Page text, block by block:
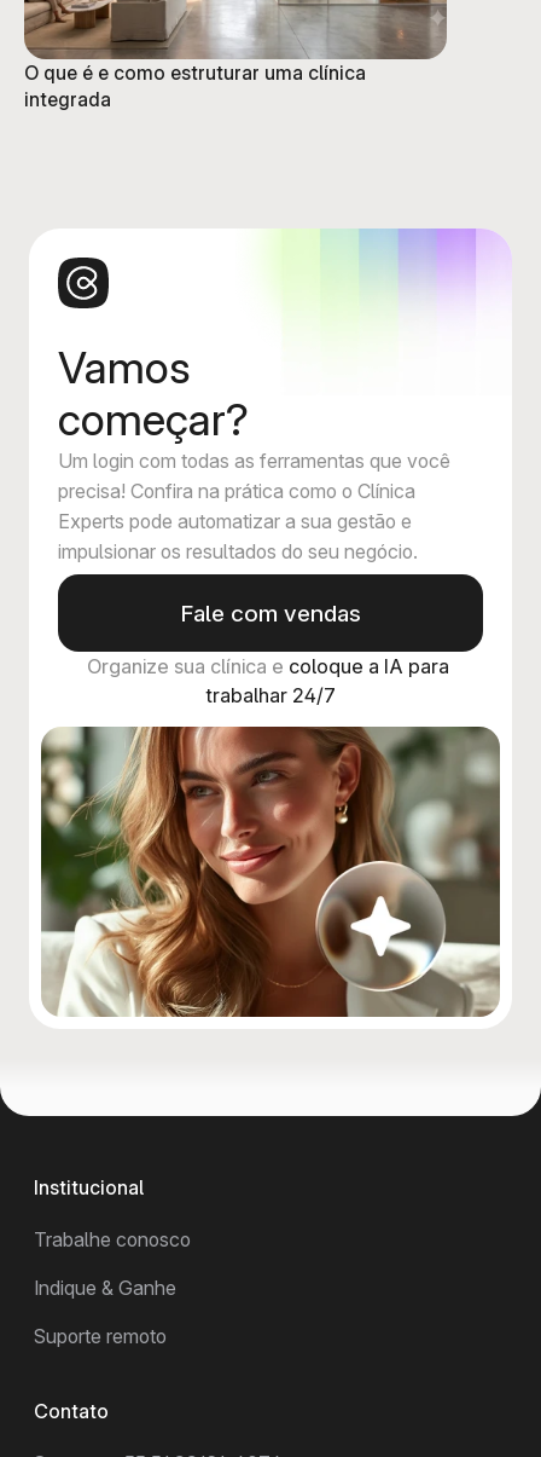
O que é e como estruturar uma clínica
integrada
Vamos
começar?
Um login com todas as ferramentas que você
precisa! Confira na prática como o Clínica
Experts pode automatizar a sua gestão e
impulsionar os resultados do seu negócio.
Fale com vendas
Organize sua clínica e coloque a IA para
trabalhar 24/7
Institucional
Trabalhe conosco
Indique & Ganhe
Suporte remoto
Contato